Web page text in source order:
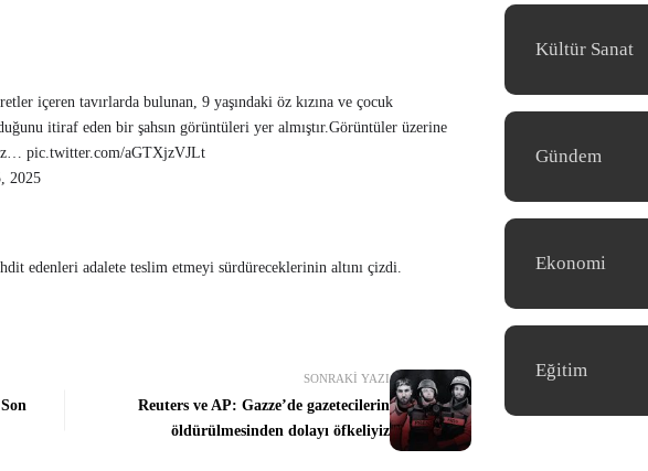
içeren tavırlarda bulunan, 9 yaşındaki öz kızına ve çocuk
itiraf eden bir şahsın görüntüleri yer almıştır.Görüntüler üzerine
pic.twitter.com/aGTXjzVJLt
2025
edenleri adalete teslim etmeyi sürdüreceklerinin altını çizdi.
SONRAKI YAZI
Reuters ve AP: Gazze’de gazetecilerin
öldürülmesinden dolayı öfkeliyiz
Kültür Sanat
Gündem
Ekonomi
Eğitim